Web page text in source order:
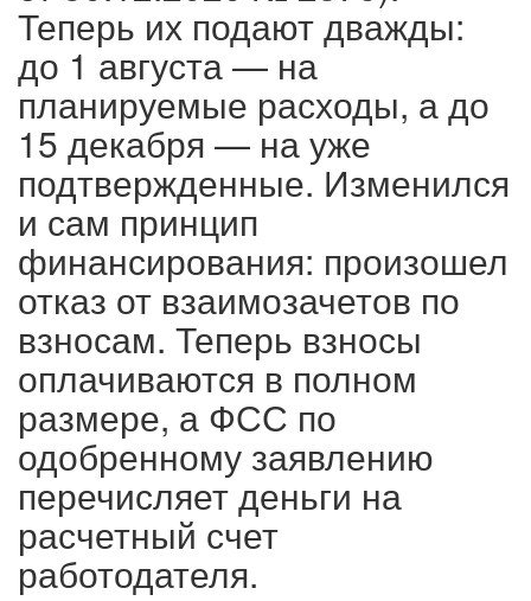
Теперь их подают дважды:
до 1 августа — на
планируемые расходы, а до
15 декабря — на уже
подтвержденные. Изменился
и сам принцип
финансирования: произошел
отказ от взаимозачетов по
взносам. Теперь взносы
оплачиваются в полном
размере, а ФСС по
одобренному заявлению
перечисляет деньги на
расчетный счет
работодателя.